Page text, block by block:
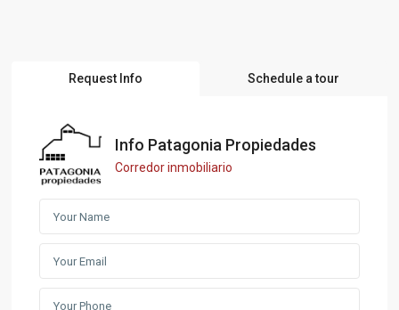
Request Info Schedule a tour
Info Patagonia Propiedades
Corredor inmobiliario